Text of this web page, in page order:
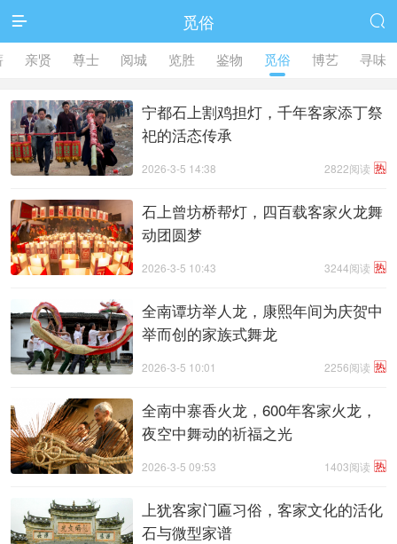
 觅俗 
亲贤 尊士 阅城 览胜 鉴物 觅俗 博艺 寻味
宁都石上割鸡担灯，千年客家添丁祭
祀的活态传承
热
2822阅读
2026-3-5 14:38
石上曾坊桥帮灯，四百载客家火龙舞
动团圆梦
热
3244阅读
2026-3-5 10:43
全南谭坊举人龙，康熙年间为庆贺中
举而创的家族式舞龙
热
2256阅读
2026-3-5 10:01
全南中寨香火龙，600年客家火龙，
夜空中舞动的祈福之光
热
1403阅读
2026-3-5 09:53
上犹客家门匾习俗，客家文化的活化
石与微型家谱